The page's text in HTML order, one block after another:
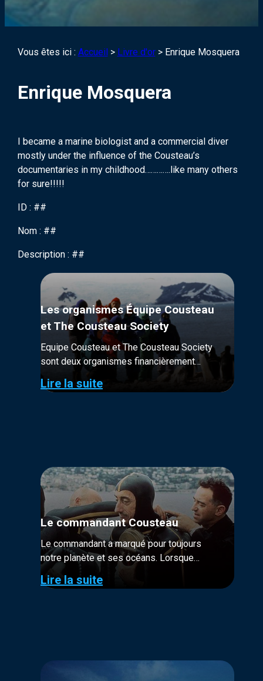
Vous êtes ici : Accueil> Livre d'or> Enrique Mosquera
Enrique Mosquera
I became a marine biologist and a commercial diver
mostly under the influence of the Cousteau’s
documentaries in my childhood………….like many others
for sure!!!!!
ID : ##
Nom : ##
Description : ##
Les organismes Équipe Cousteau
et The Cousteau Society
Equipe Cousteau et The Cousteau Society
sont deux organismes financièrement
distincts. Tous deux à but non-lucratif, leur
financement provient majoritairement de
Lire la suite
Le commandant Cousteau
Le commandant a marqué pour toujours
notre planète et ses océans. Lorsque
Cousteau et ses équipages s’embarquent
sur la Calypso pour explorer le monde, on
Lire la suite